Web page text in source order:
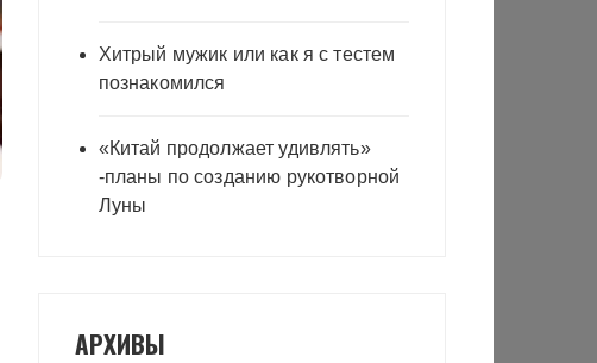
Хитрый мужик или как я с тестем
познакомился
«Китай продолжает удивлять»
-планы по созданию рукотворной
Луны
АРХИВЫ